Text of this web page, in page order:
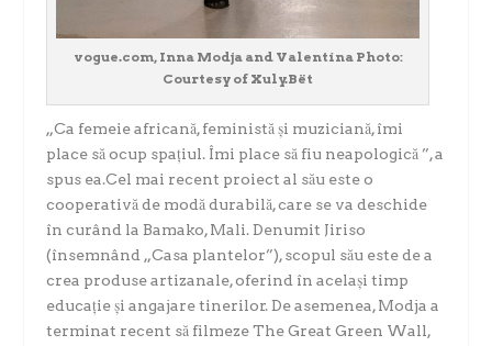
vogue.com, Inna Modja and Valentina Photo:
Courtesy of Xuly.Bët
„Ca femeie africană, feministă și muziciană, îmi
place să ocup spațiul. Îmi place să fiu neapologică ”, a
spus ea.Cel mai recent proiect al său este o
cooperativă de modă durabilă, care se va deschide
în curând la Bamako, Mali. Denumit Jiriso
(însemnând „Casa plantelor”), scopul său este de a
crea produse artizanale, oferind în același timp
educație și angajare tinerilor. De asemenea, Modja a
terminat recent să filmeze The Great Green Wall,